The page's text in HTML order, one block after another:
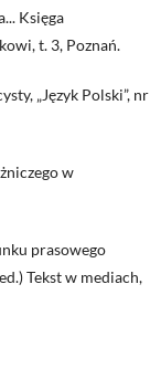
Księga
t. 3, Poznań.
„Język Polski”, nr
w
prasowego
Tekst w mediach,